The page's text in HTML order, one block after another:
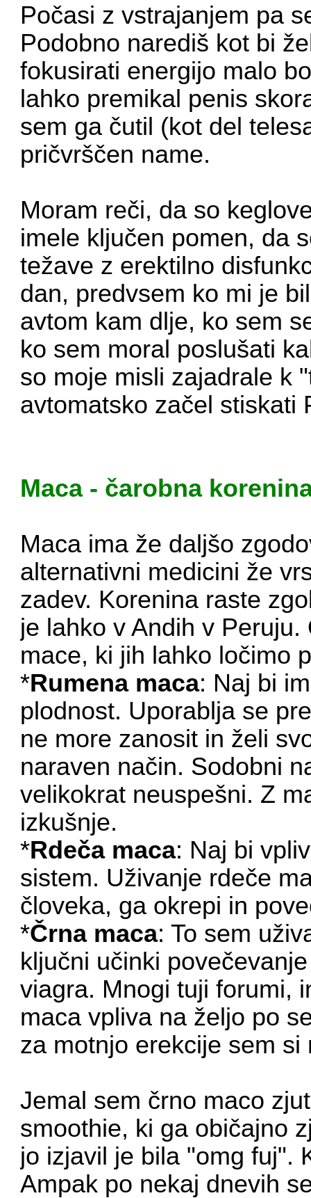
Počasi z vstrajanjem pa
Podobno narediš kot bi
fokusirati energijo malo
lahko premikal penis
sem ga čutil (kot del
pričvrščen name.
Moram reči, da so
imele ključen pomen, da
težave z erektilno
dan, predvsem ko mi je
avtom kam dlje, ko sem
ko sem moral poslušati
so moje misli zajadrale k
avtomatsko začel stiskati
Maca - čarobna
Maca ima že daljšo
alternativni medicini že
zadev. Korenina raste
je lahko v Andih v
mace, ki jih lahko ločimo
*Rumena maca: Naj bi
plodnost. Uporablja se
ne more zanosit in želi
naraven način. Sodobni
velikokrat neuspešni. Z
izkušnje.
*Rdeča maca: Naj bi
sistem. Uživanje rdeče
človeka, ga okrepi in
*Črna maca: To sem
ključni učinki
viagra. Mnogi tuji forumi,
maca vpliva na željo po
za motnjo erekcije sem
Jemal sem črno maco
smoothie, ki ga običajno
jo izjavil je bila "omg fuj".
Ampak po nekaj dnevih